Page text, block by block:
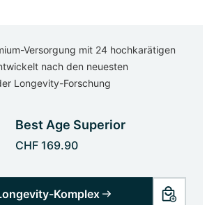
Versorgung mit 24 hochkarätigen
nach den neuesten
Longevity-Forschung
Best Age Superior
CHF 169.90
Komplex